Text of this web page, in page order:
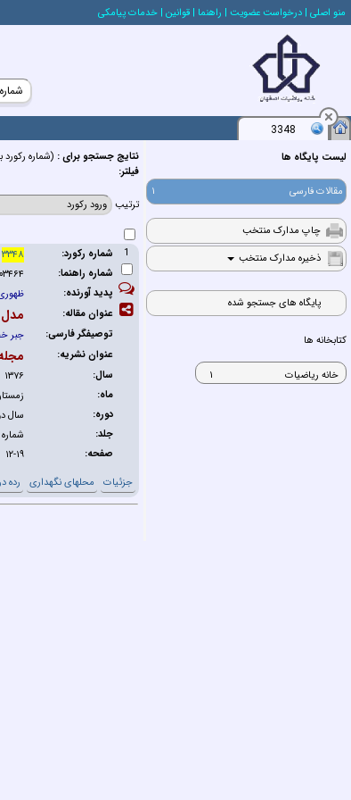
منو اصلي | درخواست عضويت | راهنما | قوانين | خدمات پيامكي
3348